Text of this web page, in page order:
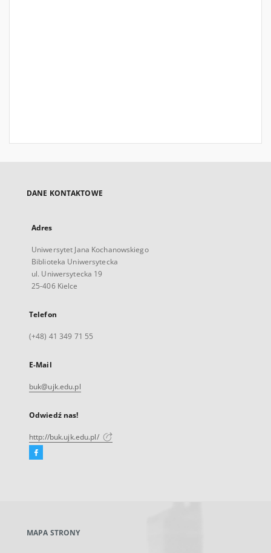
DANE KONTAKTOWE
Adres
Uniwersytet Jana Kochanowskiego
Biblioteka Uniwersytecka
ul. Uniwersytecka 19
25-406 Kielce
Telefon
(+48) 41 349 71 55
E-Mail
buk@ujk.edu.pl
Odwiedź nas!
http://buk.ujk.edu.pl/
Facebook
karcie
MAPA STRONY